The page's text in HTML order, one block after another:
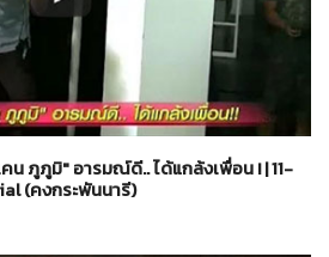
ระพันนารี
น ภูภูมิ" อารมณ์ดี.. ได้แกล้งเพื่อน ! | 11-
(คงกระพันนารี)